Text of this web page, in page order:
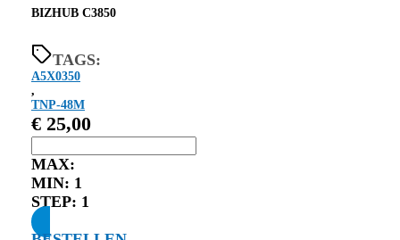
BIZHUB C3850
TAGS:
A5X0350
,
TNP-48M
€ 25,00
MAX:
MIN: 1
STEP: 1